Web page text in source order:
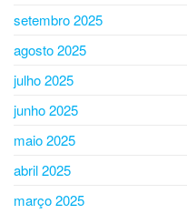
setembro 2025
agosto 2025
julho 2025
junho 2025
maio 2025
abril 2025
março 2025